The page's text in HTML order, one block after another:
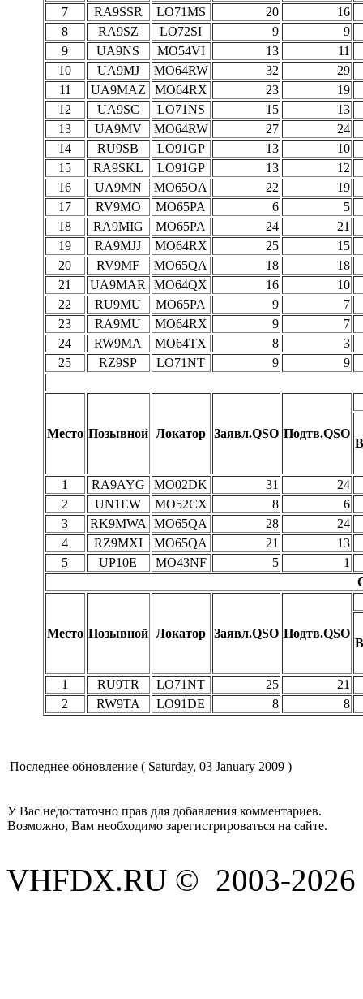
7
RA9SSR LO71MS 20
16
8
RA9SZ LO72SI 9
9
9
UA9NS MO54VI 13
11
10
UA9MJ MO64RW 32
29
11
UA9MAZ MO64RX 23
19
12
UA9SC LO71NS 15
13
13
UA9MV MO64RW 27
24
14
RU9SB LO91GP 13
10
15
RA9SKL LO91GP 13
12
16
UA9MN MO65OA 22
19
17
RV9MO MO65PA 6
5
18
RA9MIG MO65PA 24
21
19
RA9MJJ MO64RX 25
15
20
RV9MF MO65QA 18
18
21
UA9MAR MO64QX 16
10
22
RU9MU MO65PA 9
7
23
RA9MU MO64RX 9
7
24
RW9MA MO64TX 8
3
25
RZ9SP LO71NT 9 9
Место Позывной Локатор Заявл.QSO Подтв.QSO
1 RA9AYG MO02DK 31
24
2
UN1EW MO52CX 8
6
3
RK9MWA MO65QA 28
24
4
RZ9MXI MO65QA 21
13
5
UP10E MO43NF 5
1
Место Позывной Локатор Заявл.QSO Подтв.QSO
1 RU9TR LO71NT 25
21
2
RW9TA LO91DE 8 8
Последнее обновление ( Saturday, 03 January 2009 )
У Вас недостаточно прав для добавления комментариев.
Возможно, Вам необходимо зарегистрироваться на сайте.
VHFDX.RU © 2003-2026